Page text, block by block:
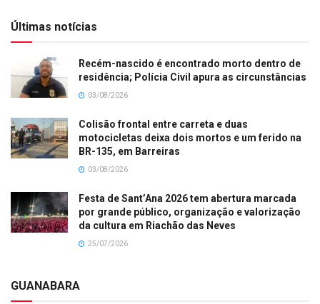
Últimas notícias
Recém-nascido é encontrado morto dentro de
residência; Polícia Civil apura as circunstâncias
03/08/2026
Colisão frontal entre carreta e duas
motocicletas deixa dois mortos e um ferido na
BR-135, em Barreiras
03/08/2026
Festa de Sant’Ana 2026 tem abertura marcada
por grande público, organização e valorização
da cultura em Riachão das Neves
25/07/2026
GUANABARA